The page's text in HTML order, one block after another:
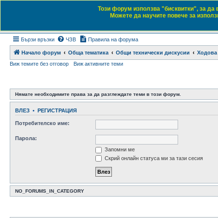
Daewoo &
Бързи връзки ЧЗВ Правила на форума
Начало форум Обща тематика Общи технически дискусии
Ходова
Виж темите без отговор
Виж активните теми
Нямате необходимите права за да разглеждате теми в този форум.
ВЛЕЗ • РЕГИСТРАЦИЯ
Потребителско име:
Парола:
Запомни ме
Скрий онлайн статуса ми за тази сесия
NO_FORUMS_IN_CATEGORY
Този форум използва "бисквитки", за
Можете да научите повече за